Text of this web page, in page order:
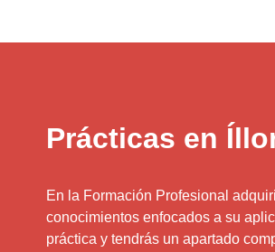
Prácticas en
En la Formación Profesional
conocimientos enfocados a su
práctica y tendrás un apartado